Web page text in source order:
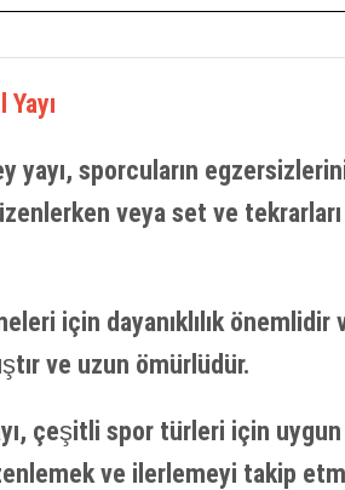
yayı, sporcuların
veya set ve
için dayanıklılık
ve uzun ömürlüdür.
çeşitli spor türleri için
ve ilerlemeyi takip